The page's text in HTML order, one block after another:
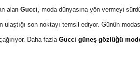
alan Gucci, moda dünyasına yön vermeyi
ulaştığı son noktayı temsil ediyor. Günün
Daha fazla Gucci güneş gözlüğü